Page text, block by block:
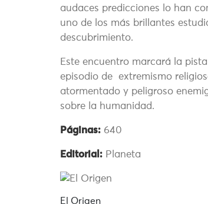
audaces predicciones lo han
uno de los más brillantes
descubrimiento.
Este encuentro marcará la
episodio de extremismo
atormentado y peligroso
sobre la humanidad.
Páginas: 640
Editorial: Planeta
El Origen